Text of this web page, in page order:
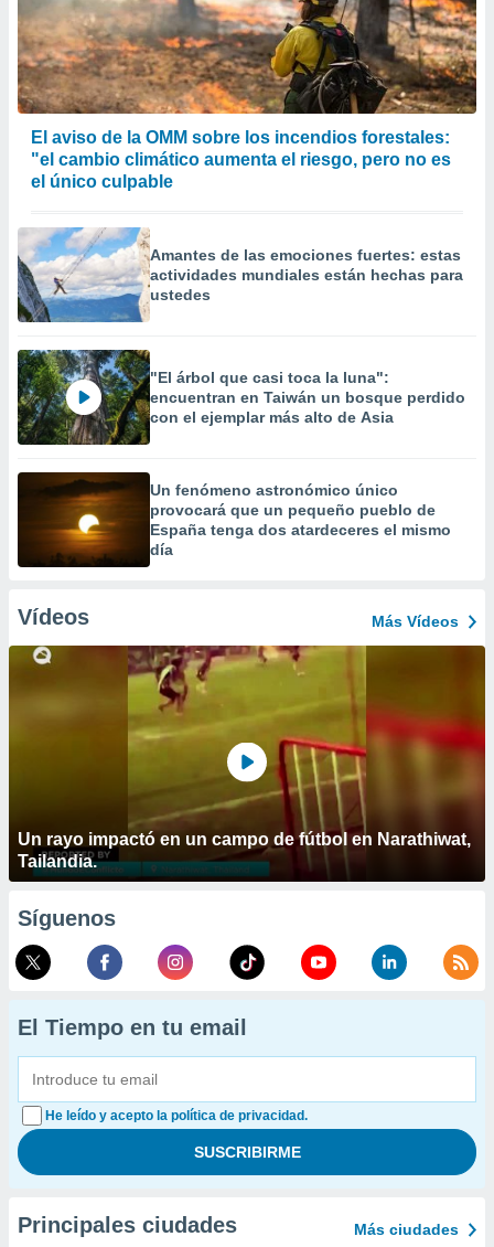
El aviso de la OMM sobre los incendios forestales:
"el cambio climático aumenta el riesgo, pero no es
el único culpable
Amantes de las emociones fuertes: estas
actividades mundiales están hechas para
ustedes
"El árbol que casi toca la luna":
encuentran en Taiwán un bosque perdido
con el ejemplar más alto de Asia
Un fenómeno astronómico único
provocará que un pequeño pueblo de
España tenga dos atardeceres el mismo
día
Vídeos Más Vídeos
Un rayo impactó en un campo de fútbol en Narathiwat,
Tailandia.
Síguenos
El Tiempo en tu email
He leído y acepto la política de privacidad.
Principales ciudades Más ciudades